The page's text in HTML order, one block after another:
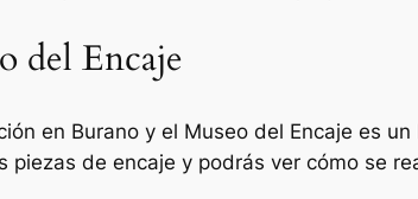
del Encaje
en Burano y el Museo del Encaje es
piezas de encaje y podrás ver cómo se